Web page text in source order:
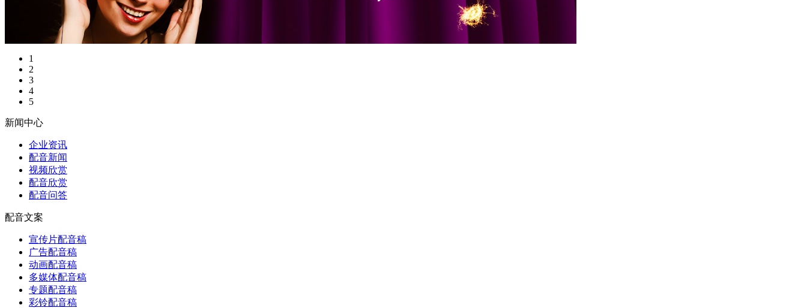
1
2
3
4
5
新闻中心
企业资讯
配音新闻
视频欣赏
配音欣赏
配音问答
配音文案
宣传片配音稿
广告配音稿
动画配音稿
多媒体配音稿
专题配音稿
彩铃配音稿